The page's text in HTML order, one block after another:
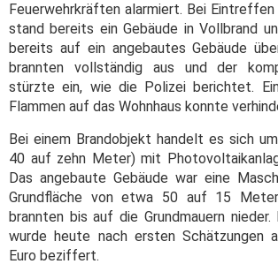
Feuerwehrkräften alarmiert. Bei
stand bereits ein Gebäude in Vollbrand
bereits auf ein angebautes Gebäude
brannten vollständig aus und der
stürzte ein, wie die Polizei berichtet.
Flammen auf das Wohnhaus konnte
Bei einem Brandobjekt handelt es sich
40 auf zehn Meter) mit
Das angebaute Gebäude war eine
Grundfläche von etwa 50 auf 15
brannten bis auf die Grundmauern nieder.
wurde heute nach ersten Schätzungen
Euro beziffert.